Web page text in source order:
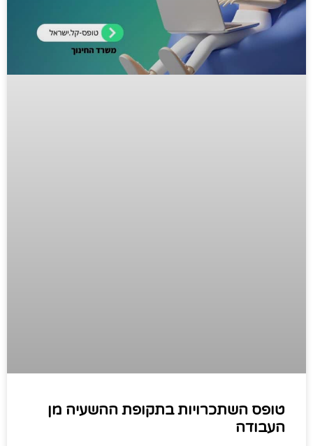
טופס השתכרויות בתקופת ההשעיה מן
העבודה